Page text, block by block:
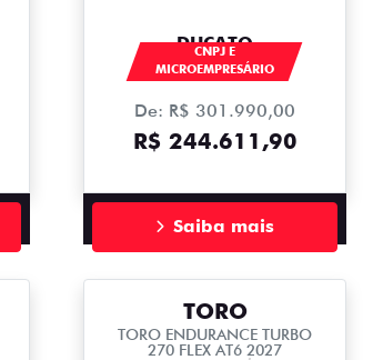
DUCATO
CNPJ E
MICROEMPRESÁRIO
De: R$ 301.990,00
R$ 244.611,90
Saiba mais
TORO
TORO ENDURANCE TURBO
270 FLEX AT6 2027